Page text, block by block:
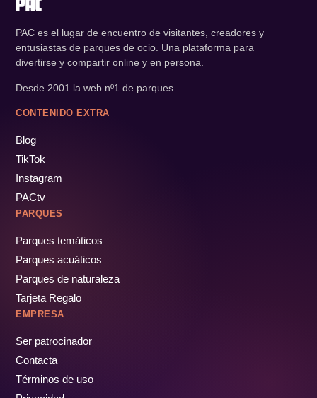
PAC es el lugar de encuentro de visitantes, creadores y
entusiastas de parques de ocio. Una plataforma para
divertirse y compartir online y en persona.
Desde 2001 la web nº1 de parques.
CONTENIDO EXTRA
Blog
TikTok
Instagram
PACtv
PARQUES
Parques temáticos
Parques acuáticos
Parques de naturaleza
Tarjeta Regalo
EMPRESA
Ser patrocinador
Contacta
Términos de uso